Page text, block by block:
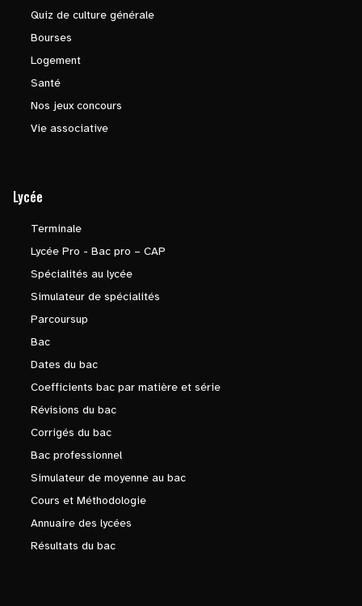
Quiz de culture générale
Bourses
Logement
Santé
Nos jeux concours
Vie associative
Lycée
Terminale
Lycée Pro - Bac pro – CAP
Spécialités au lycée
Simulateur de spécialités
Parcoursup
Bac
Dates du bac
Coefficients bac par matière et série
Révisions du bac
Corrigés du bac
Bac professionnel
Simulateur de moyenne au bac
Cours et Méthodologie
Annuaire des lycées
Résultats du bac